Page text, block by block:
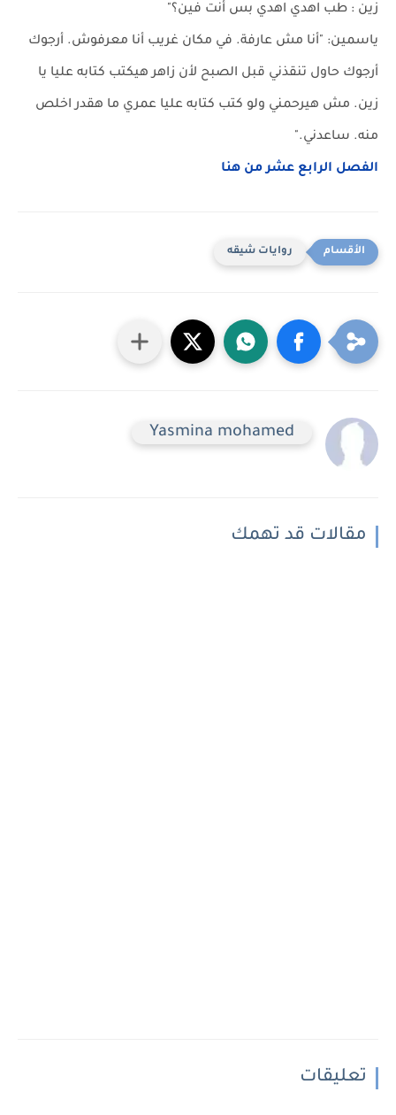
زين : طب اهدي اهدي بس أنت فين؟"
ياسمين: "أنا مش عارفة. في مكان غريب أنا معرفوش. أرجوك
أرجوك حاول تنقذني قبل الصبح لأن زاهر هيكتب كتابه عليا يا
زين. مش هيرحمني ولو كتب كتابه عليا عمري ما هقدر اخلص
منه. ساعدني."
الفصل الرابع عشر من هنا
روايات شيقه
Yasmina mohamed
مقالات قد تهمك
تعليقات